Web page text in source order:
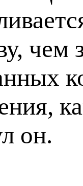
чем
он.